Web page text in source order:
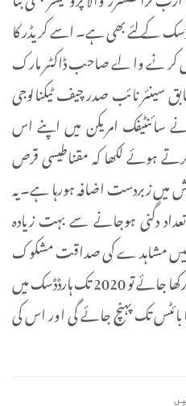
کے لئے بھی ہے۔ اسے کریڈر کا
کرنے والے صاحب ڈاکٹر مارک
سینئر نائب صدر چیف ٹیکنالوجی
انہوں نے سائنٹیفک امریکن میں اپنے اس
ہوئے لکھا کہ مقناطیسی قرص
میں زبردست اضافہ ہورہا ہے۔ یہ
تعداد دگنی ہوجانے سے بہت زیادہ
مشاہدے کی صداقت مشکوک
ہے۔ تاہم اگر اس قانون کو مدنظر رکھا جائے تو 2020 تک ہارڈڈسک میں
کرنے کی گنجائش 40 ٹیرا بائٹس تک پہنچ جائے گی اور اس کی